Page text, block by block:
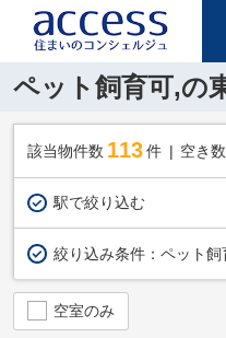
ペット飼育可,の
該当物件数 113件 空き数
駅で絞り込む
絞り込み条件： ペット飼
空室のみ